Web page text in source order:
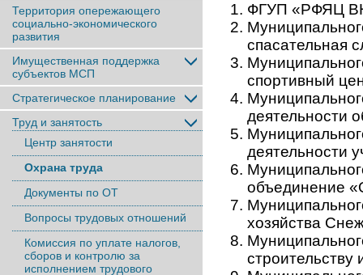
Территория опережающего
социально-экономического
развития
Имущественная поддержка
субъектов МСП
Стратегическое планирование
Труд и занятость
Центр занятости
Охрана труда
Документы по ОТ
Вопросы трудовых отношений
Комиссия по уплате налогов,
сборов и контролю за
исполнением трудового
ФГУП «РФЯЦ
спасательная
спортивный
деятельности
деятельности
объединение
хозяйства
строительству